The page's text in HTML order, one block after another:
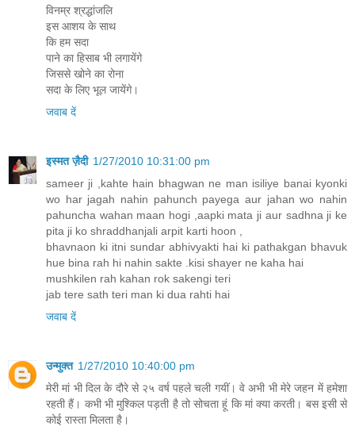
विनम्र श्रद्धांजलि
इस आशय के साथ
कि हम सदा
पाने का हिसाब भी लगायेंगे
जिससे खोने का रोना
सदा के लिए भूल जायेंगे।
जवाब दें
इस्मत ज़ैदी 1/27/2010 10:31:00 pm
sameer ji ,kahte hain bhagwan ne man isiliye banai kyonki
wo har jagah nahin pahunch payega aur jahan wo nahin
pahuncha wahan maan hogi ,aapki mata ji aur sadhna ji ke
pita ji ko shraddhanjali arpit karti hoon ,
bhavnaon ki itni sundar abhivyakti hai ki pathakgan bhavuk
hue bina rah hi nahin sakte .kisi shayer ne kaha hai
mushkilen rah kahan rok sakengi teri
jab tere sath teri man ki dua rahti hai
जवाब दें
उन्मुक्त 1/27/2010 10:40:00 pm
मेरी मां भी दिल के दौरे से २५ वर्ष पहले चली गयीं। वे अभी भी मेरे जहन में हमेशा
रहती हैं। कभी भी मुश्किल पड़ती है तो सोचता हूं कि मां क्या करती। बस इसी से
कोई रास्ता मिलता है।